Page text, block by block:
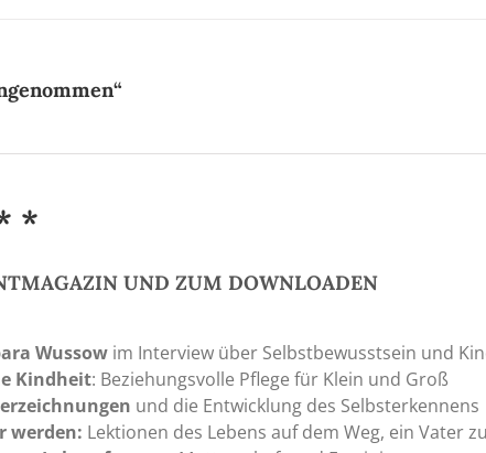
*
UND ZUM DOWNLOADEN
Wussow im Interview über Selbstbewusstsein und
Kindheit: Beziehungsvolle Pflege für Klein und Groß
und die Entwicklung des Selbsterkennens
werden: Lektionen des Lebens auf dem Weg, ein Vater